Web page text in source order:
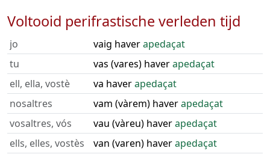
Voltooid perifrastische verleden tijd
jo vaig haverapedaçat
tu
vas (vares) haverapedaçat
ell, ella, vostè
va haverapedaçat
nosaltres
vam (vàrem) haverapedaçat
vosaltres, vós
vau (vàreu) haverapedaçat
ells, elles, vostès
van (varen) haverapedaçat